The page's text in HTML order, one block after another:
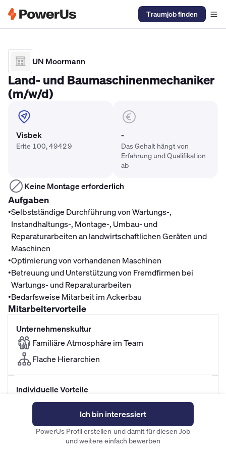
Traumjob finden
UN Moormann
Land- und Baumaschinenmechaniker
(m/w/d)
Visbek
Erlte 100, 49429
-
Das Gehalt hängt von
Erfahrung und Qualifikation
ab
Keine Montage erforderlich
Aufgaben
•Selbstständige Durchführung von Wartungs-,
Instandhaltungs-, Montage-, Umbau- und
Reparaturarbeiten an landwirtschaftlichen Geräten und
Maschinen
•Optimierung von vorhandenen Maschinen
•Betreuung und Unterstützung von Fremdfirmen bei
Wartungs- und Reparaturarbeiten
•Bedarfsweise Mitarbeit im Ackerbau
Mitarbeitervorteile
Unternehmenskultur
Familiäre Atmosphäre im Team
Flache Hierarchien
Individuelle Vorteile
leistungsgerechte und pünktliche Vergütung
Modernste Technik
Was du mitbringst
Ich bin interessiert
PowerUs Profil erstellen und damit für diesen Job
und weitere einfach bewerben